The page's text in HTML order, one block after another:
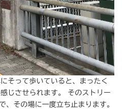
そって歩いていると、まったく
じさせられます。 そのストリー
、その場に一度立ち止まります。